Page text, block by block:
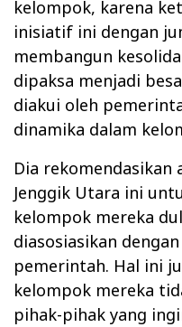
kelompok, karena
inisiatif ini dengan
membangun
dipaksa menjadi
diakui oleh
dinamika dalam
Dia rekomendasikan
Jenggik Utara ini
kelompok mereka
diasosiasikan
pemerintah. Hal ini
kelompok mereka
pihak-pihak yang